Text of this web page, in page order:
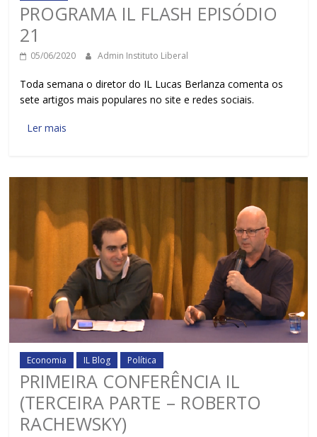
PROGRAMA IL FLASH EPISÓDIO
21
05/06/2020 Admin Instituto Liberal
Toda semana o diretor do IL Lucas Berlanza comenta os
sete artigos mais populares no site e redes sociais.
Ler mais
Economia IL Blog Política
PRIMEIRA CONFERÊNCIA IL
(TERCEIRA PARTE – ROBERTO
RACHEWSKY)